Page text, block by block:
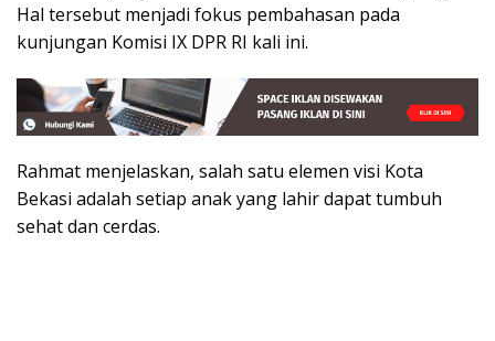
Hal tersebut menjadi fokus pembahasan pada
kunjungan Komisi IX DPR RI kali ini.
Rahmat menjelaskan, salah satu elemen visi Kota
Bekasi adalah setiap anak yang lahir dapat tumbuh
sehat dan cerdas.